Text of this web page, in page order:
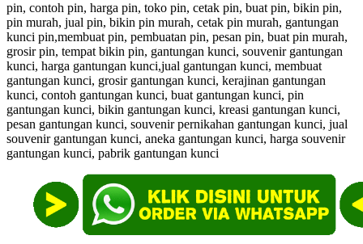
pin, contoh pin, harga pin, toko pin, cetak pin, buat pin, bikin pin,
pin murah, jual pin, bikin pin murah, cetak pin murah, gantungan
kunci pin,membuat pin, pembuatan pin, pesan pin, buat pin murah,
grosir pin, tempat bikin pin, gantungan kunci, souvenir gantungan
kunci, harga gantungan kunci,jual gantungan kunci, membuat
gantungan kunci, grosir gantungan kunci, kerajinan gantungan
kunci, contoh gantungan kunci, buat gantungan kunci, pin
gantungan kunci, bikin gantungan kunci, kreasi gantungan kunci,
pesan gantungan kunci, souvenir pernikahan gantungan kunci, jual
souvenir gantungan kunci, aneka gantungan kunci, harga souvenir
gantungan kunci, pabrik gantungan kunci